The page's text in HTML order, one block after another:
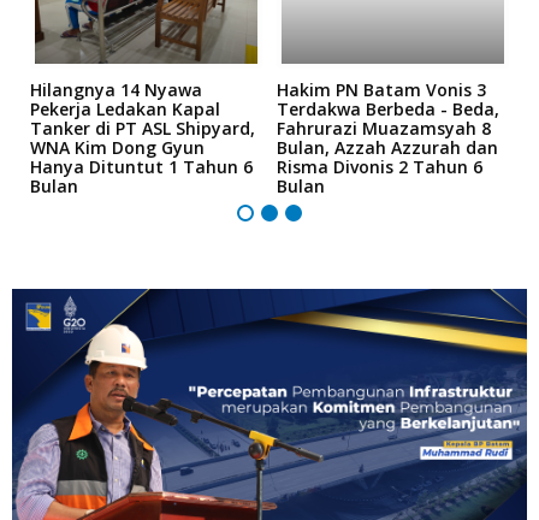
Hilangnya 14 Nyawa
Pekerja Ledakan Kapal
Tanker di PT ASL Shipyard,
WNA Kim Dong Gyun
Hanya Dituntut 1 Tahun 6
Bulan
Hakim PN Batam Vonis 3
Terdakwa Berbeda - Beda,
Fahrurazi Muazamsyah 8
Bulan, Azzah Azzurah dan
Risma Divonis 2 Tahun 6
Bulan